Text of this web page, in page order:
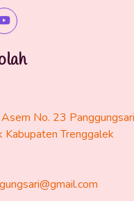
No. 23
Kabupaten Trenggalek